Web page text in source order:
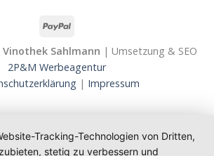
Vinothek Sahlmann | Umsetzung & SEO
2P&M Werbeagentur
| Impressum
Tracking-Technologien von Dritten,
stetig zu verbessern und